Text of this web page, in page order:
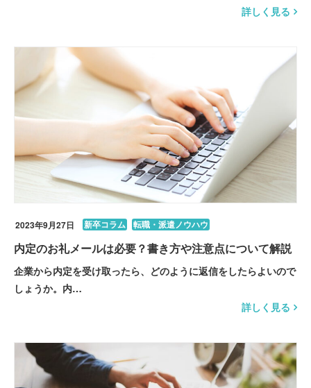
詳しく見る
2023年9月27日 新卒コラム 転職・派遣ノウハウ
内定のお礼メールは必要？書き方や注意点について解説
企業から内定を受け取ったら、どのように返信をしたらよいので
しょうか。内…
詳しく見る